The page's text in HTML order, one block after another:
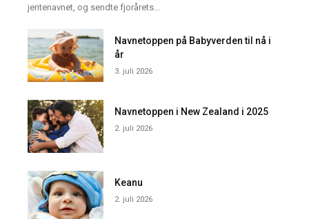
jentenavnet, og sendte fjorårets...
Navnetoppen på Babyverden til nå i
år
3. juli 2026
Navnetoppen i New Zealand i 2025
2. juli 2026
Keanu
2. juli 2026